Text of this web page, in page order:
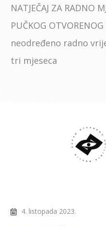
NATJEČAJ ZA RADNO
PUČKOG
neodređeno radno
tri mjeseca
4. listopada 2023.